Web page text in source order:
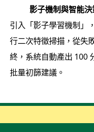
影子機制與智能決
引入「影子學習機制」
行二次特徵掃描，從失
終，系統自動產出 100
批量初篩建議。